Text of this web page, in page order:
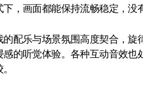
，画面都能保持流畅稳定，没
配乐与场景氛围高度契合，旋
的听觉体验。各种互动音效也